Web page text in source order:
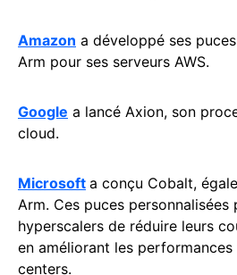
Amazon a développé ses
Arm pour ses serveurs AWS.
Google a lancé Axion, son
cloud.
Microsoft a conçu Cobalt,
Arm. Ces puces personnalisées
hyperscalers de réduire leurs
en améliorant les
centers.